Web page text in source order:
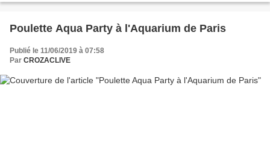
Poulette Aqua Party à l'Aquarium de Paris
Publié le 11/06/2019 à 07:58
Par CROZACLIVE